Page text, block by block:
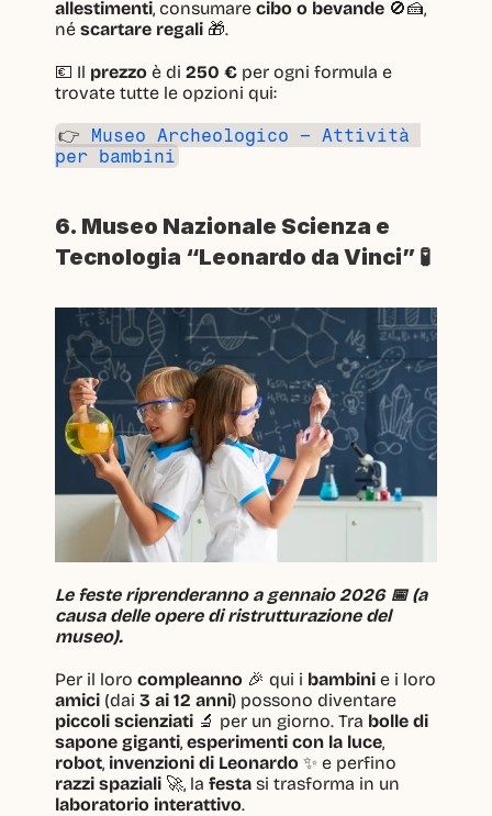
allestimenti, consumare cibo o bevande 🚫🍰,
né scartare regali 🎁.
💶 Il prezzo è di 250 € per ogni formula e
trovate tutte le opzioni qui:
👉 Museo Archeologico – Attività
per bambini
6. Museo Nazionale Scienza e
Tecnologia “Leonardo da Vinci” 🧪
Le feste riprenderanno a gennaio 2026 📅 (a
causa delle opere di ristrutturazione del
museo).
Per il loro compleanno 🎉 qui i bambini
amici (dai 3 ai 12 anni
piccoli scienziati 🔬 per un giorno. Tra bolle di
sapone giganti, esperimenti con la luce
robot, invenzioni di Leonardo
razzi spaziali 🚀, la festa
laboratorio interattivo.